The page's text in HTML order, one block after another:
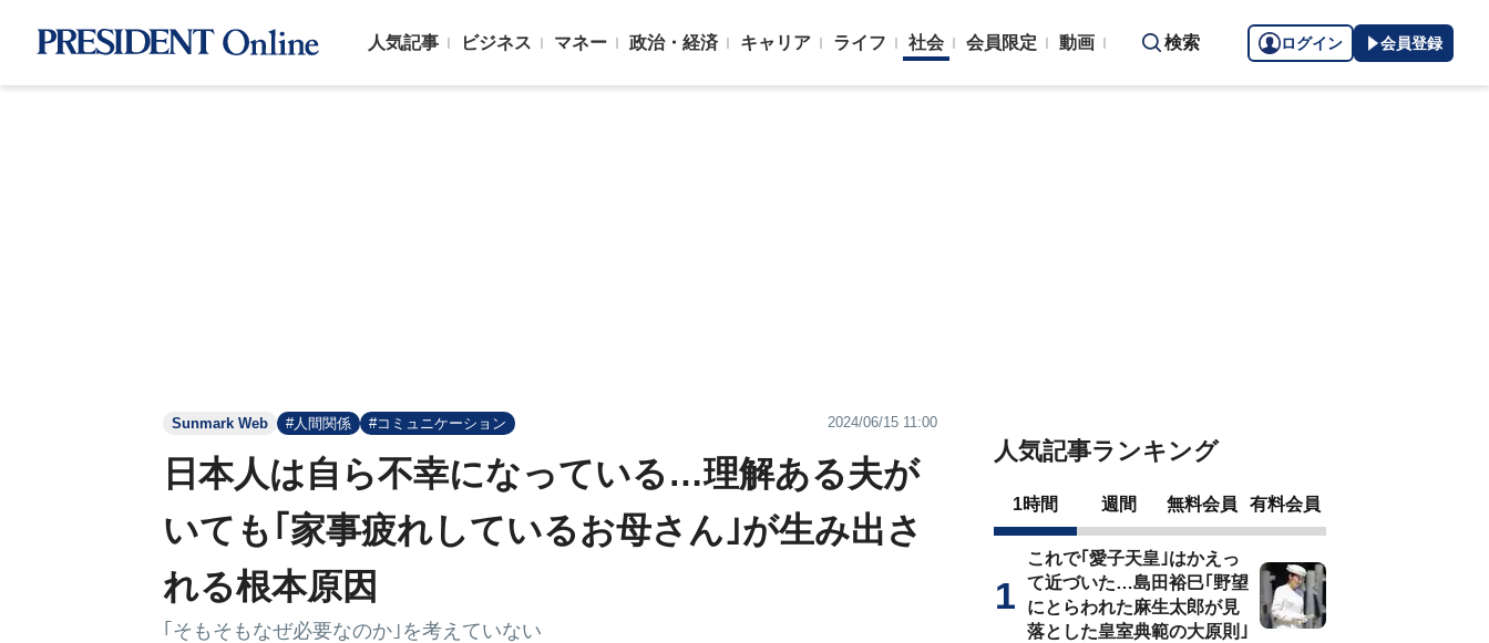
人気記事 ビジネス マネー 政治・経済 キャリア ライフ 社会 会員限定 動画 検索 ログイン 会員登録
Sunmark Web #人間関係 #コミュニケーション 2024/06/15 11:00
日本人は自ら不幸になっている…理解ある夫が
いても｢家事疲れしているお母さん｣が生み出さ
れる根本原因
｢そもそもなぜ必要なのか｣を考えていない
人気記事ランキング
1時間 週間 無料会員 有料会員
これで｢愛子天皇｣はかえっ
て近づいた…島田裕巳｢野望
にとらわれた麻生太郎が見
落とした皇室典範の大原則｣